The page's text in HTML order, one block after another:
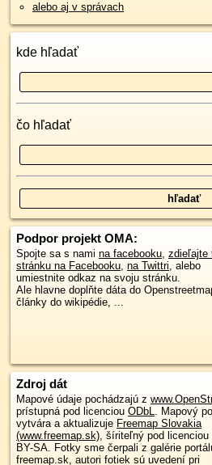
alebo aj v správach
kde hľadať
čo hľadať
Podpor projekt OMA:
Spojte sa s nami na facebooku, zdieľajte
stránku na Facebooku, na Twittri, alebo
umiestnite odkaz na svoju stránku.
Ale hlavne doplňte dáta do
články do wikipédie, ...
Zdroj dát
Mapové údaje pochádzajú z
prístupná pod licenciou ODbL. Mapový
vytvára a aktualizuje Freemap Slovakia
(www.freemap.sk), šíriteľný pod licenciou
BY-SA. Fotky sme čerpali z galérie
freemap.sk, autori fotiek sú uvedení pri